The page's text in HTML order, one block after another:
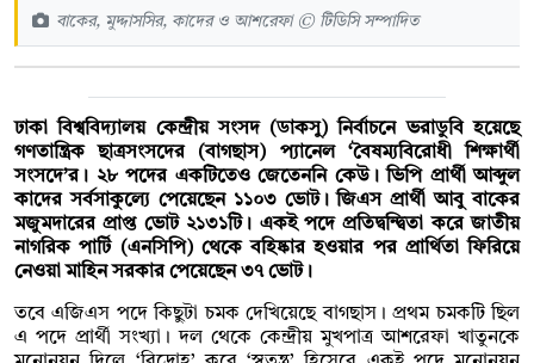
বাকের, মুদ্দাসসির, কাদের ও আশরেফা © টিডিসি সম্পাদিত
ঢাকা বিশ্ববিদ্যালয় কেন্দ্রীয় সংসদ (ডাকসু) নির্বাচনে ভরাডুবি হয়েছে
গণতান্ত্রিক ছাত্রসংসদের (বাগছাস) প্যানেল ‘বৈষম্যবিরোধী শিক্ষার্থী
সংসদে’র। ২৮ পদের একটিতেও জেতেননি কেউ। ভিপি প্রার্থী আব্দুল
কাদের সর্বসাকুল্যে পেয়েছেন ১১০৩ ভোট। জিএস প্রার্থী আবু বাকের
মজুমদারের প্রাপ্ত ভোট ২১৩১টি। একই পদে প্রতিদ্বন্দ্বিতা করে জাতীয়
নাগরিক পার্টি (এনসিপি) থেকে বহিষ্কার হওয়ার পর প্রার্থিতা ফিরিয়ে
নেওয়া মাহিন সরকার পেয়েছেন ৩৭ ভোট।
তবে এজিএস পদে কিছুটা চমক দেখিয়েছে বাগছাস। প্রথম চমকটি ছিল
এ পদে প্রার্থী সংখ্যা। দল থেকে কেন্দ্রীয় মুখপাত্র আশরেফা খাতুনকে